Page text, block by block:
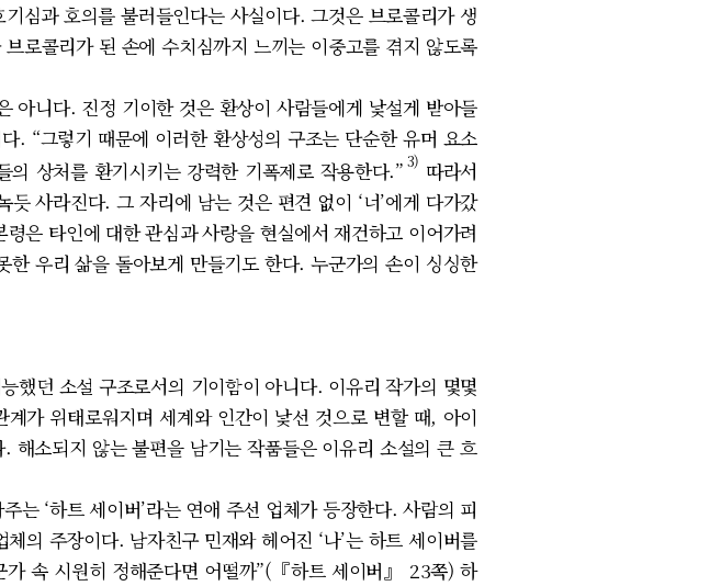
심과 호의를 불러들인다는 사실이다. 그것은 브로콜리가 생
로콜리가 된 손에 수치심까지 느끼는 이중고를 겪지 않도록
아니다. 진정 기이한 것은 환상이 사람들에게 낯설게 받아들
. “그렇기 때문에 이러한 환상성의 구조는 단순한 유머 요소
상처를 환기시키는 강력한 기폭제로 작용한다.” 3) 따라서
사라진다. 그 자리에 남는 것은 편견 없이 ‘너’에게 다가갔
은 타인에 대한 관심과 사랑을 현실에서 재건하고 이어가려
우리 삶을 돌아보게 만들기도 한다. 누군가의 손이 싱싱한
했던 소설 구조로서의 기이함이 아니다. 이유리 작가의 몇몇
가 위태로워지며 세계와 인간이 낯선 것으로 변할 때, 아이
해소되지 않는 불편을 남기는 작품들은 이유리 소설의 큰 흐
‘하트 세이버’라는 연애 주선 업체가 등장한다. 사람의 피
의 주장이다. 남자친구 민재와 헤어진 ‘나’는 하트 세이버를
속 시원히 정해준다면 어떨까”(『하트 세이버』 23쪽) 하